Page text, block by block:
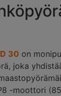
30 on
joka
-moottori